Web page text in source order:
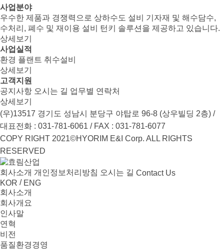
사업분야
우수한 제품과 경쟁력으로 상하수도 설비 기자재 및 해수담수,
수처리, 폐수 및 재이용 설비 턴키 솔루션을 제공하고 있습니다.
상세보기
사업실적
환경 플랜트 취수설비
상세보기
고객지원
공지사항 오시는 길 업무별 연락처
상세보기
(우)13517 경기도 성남시 분당구 야탑로 96-8 (상우빌딩 2층) /
대표전화 : 031-781-6061 / FAX : 031-781-6077
COPY RIGHT 2021©HYORIM E&I Corp. ALL RIGHTS
RESERVED
회사소개 개인정보처리방침 오시는 길 Contact Us
KOR / ENG
회사소개
회사개요
인사말
연혁
비전
품질환경경영